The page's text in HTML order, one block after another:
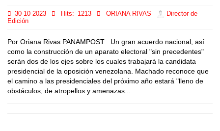
30-10-2023 Hits: 1213 ORIANA RIVAS
Director de
Edición
Por Oriana Rivas PANAMPOST Un gran acuerdo nacional, así
como la construcción de un aparato electoral "sin precedentes"
serán dos de los ejes sobre los cuales trabajará la candidata
presidencial de la oposición venezolana. Machado reconoce que
el camino a las presidenciales del próximo año estará "lleno de
obstáculos, de atropellos y amenazas...